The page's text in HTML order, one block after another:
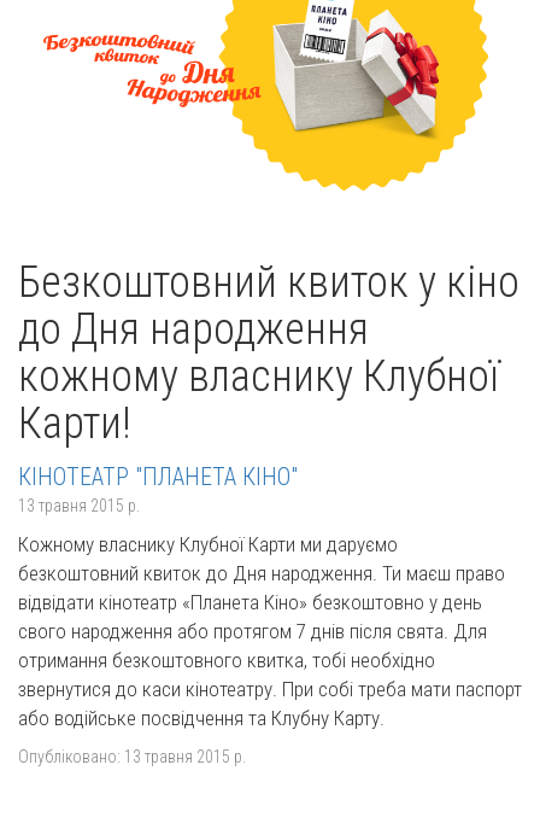
Безкоштовний квиток у кіно
до Дня народження
кожному власнику Клубної
Карти!
КІНОТЕАТР "ПЛАНЕТА КІНО"
13 травня 2015 р.
Кожному власнику Клубної Карти ми даруємо
безкоштовний квиток до Дня народження. Ти маєш право
відвідати кінотеатр «Планета Кіно» безкоштовно у день
свого народження або протягом 7 днів після свята. Для
отримання безкоштовного квитка, тобі необхідно
звернутися до каси кінотеатру. При собі треба мати паспорт
або водійське посвідчення та Клубну Карту.
Опубліковано: 13 травня 2015 р.